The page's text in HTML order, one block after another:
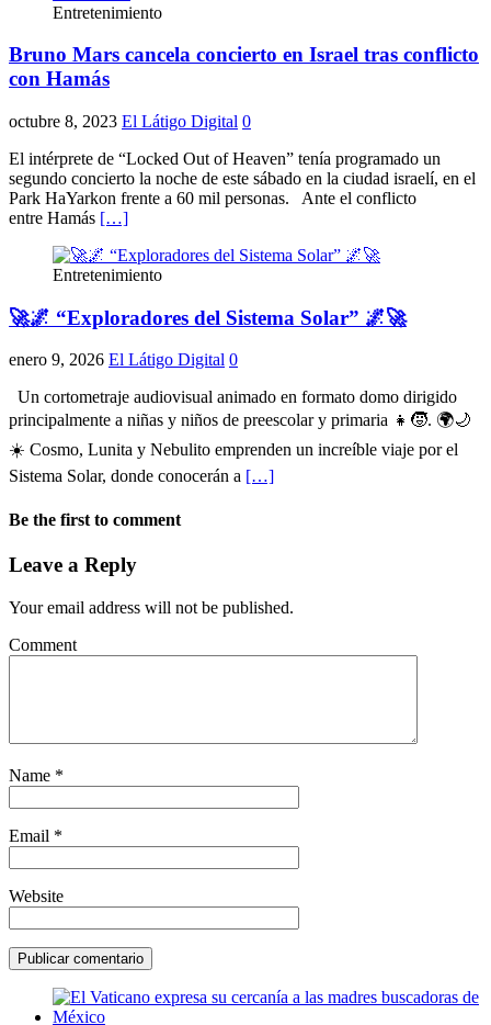
Entretenimiento
Bruno Mars cancela concierto en Israel tras conflicto
con Hamás
octubre 8, 2023 El Látigo Digital 0
El intérprete de “Locked Out of Heaven” tenía programado un
segundo concierto la noche de este sábado en la ciudad israelí, en el
Park HaYarkon frente a 60 mil personas. Ante el conflicto
entre Hamás […]
Entretenimiento
🚀🌌 “Exploradores del Sistema Solar” 🌌🚀
enero 9, 2026 El Látigo Digital 0
Un cortometraje audiovisual animado en formato domo dirigido
principalmente a niñas y niños de preescolar y primaria 👧🧒. 🌍🌙
☀️ Cosmo, Lunita y Nebulito emprenden un increíble viaje por el
Sistema Solar, donde conocerán a […]
Be the first to comment
Leave a Reply
Your email address will not be published.
Comment
Name *
Email *
Website